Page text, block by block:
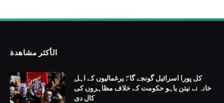
الأكثر مشاهدة
کل پورا اسرائیل گونجے گا‘؛ یرغمالیوں کے اہل
خانہ نے نیتن یاہو حکومت کے خلاف مظاہروں کی
کال دی